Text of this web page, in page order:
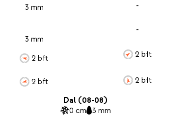
3 mm
3 mm
2 bft
2 bft
-
-
2 bft
2 bft
Dal (08-08)
0 cm 3 mm